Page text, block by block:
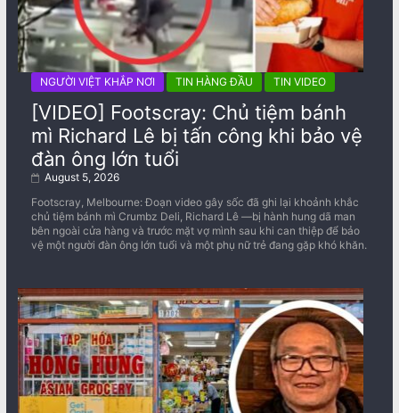
NGƯỜI VIỆT KHẮP NƠI TIN HÀNG ĐẦU TIN VIDEO
[VIDEO] Footscray: Chủ tiệm bánh
mì Richard Lê bị tấn công khi bảo vệ
đàn ông lớn tuổi
August 5, 2026
Footscray, Melbourne: Đoạn video gây sốc đã ghi lại khoảnh khắc
chủ tiệm bánh mì Crumbz Deli, Richard Lê —bị hành hung dã man
bên ngoài cửa hàng và trước mặt vợ mình sau khi can thiệp để bảo
vệ một người đàn ông lớn tuổi và một phụ nữ trẻ đang gặp khó khăn.